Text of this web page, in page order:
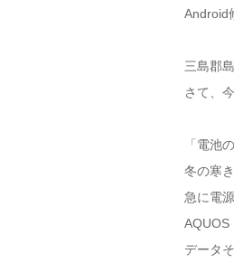
Android
三島郡
さて、
「電池
冬の寒
急に電
AQUOS
データ